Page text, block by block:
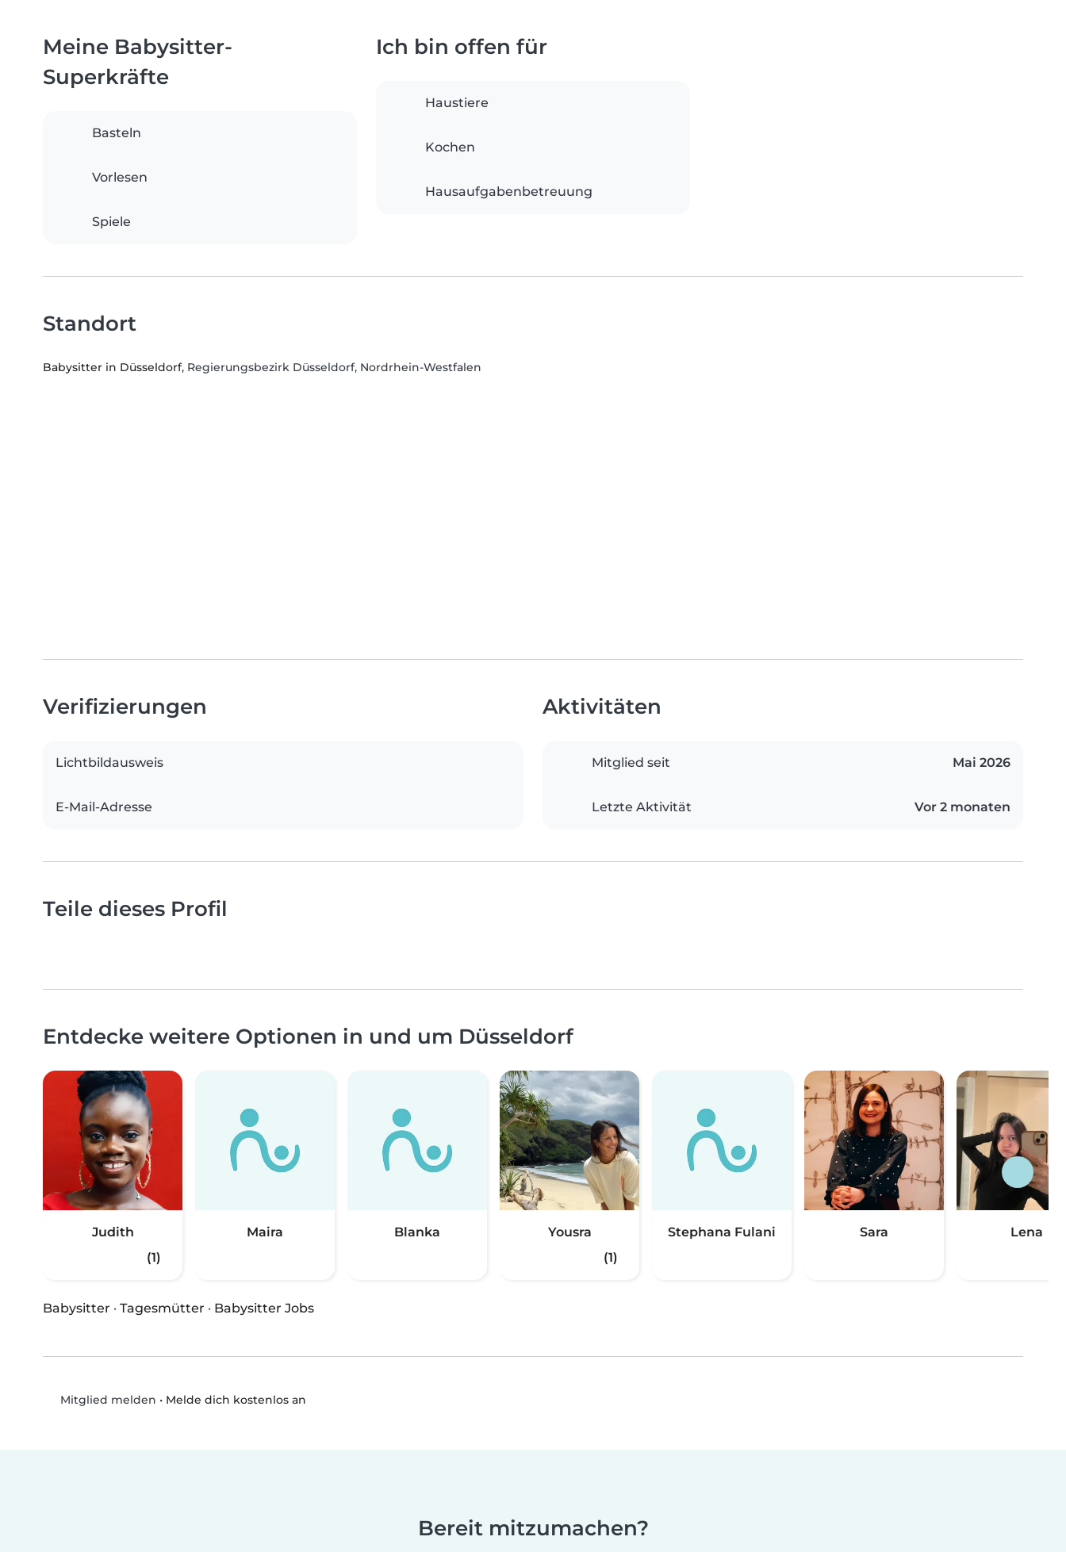
Meine Babysitter-
Superkräfte
Basteln
Vorlesen
Spiele
Ich bin offen für
Haustiere
Kochen
Hausaufgabenbetreuung
Standort
Babysitter in Düsseldorf, Regierungsbezirk Düsseldorf, Nordrhein-Westfalen
Verifizierungen
Lichtbildausweis
E-Mail-Adresse
Aktivitäten
Mitglied seit Mai 2026
Letzte Aktivität Vor 2 monaten
Teile dieses Profil
Entdecke weitere Optionen in und um Düsseldorf
Judith
(1)
Maira Blanka
Yousra
(1)
Stephana Fulani Sara Lena
Babysitter · Tagesmütter · Babysitter Jobs
Mitglied melden • Melde dich kostenlos an
Bereit mitzumachen?